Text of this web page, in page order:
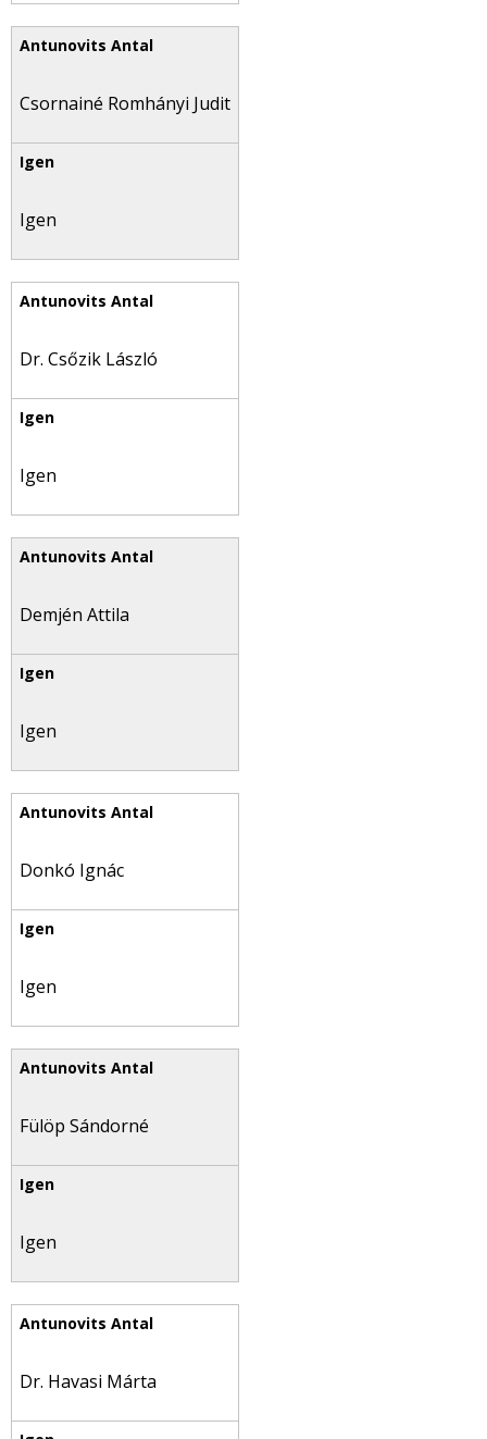
Csornainé Romhányi Judit
Igen
Dr. Csőzik László
Igen
Demjén Attila
Igen
Donkó Ignác
Igen
Fülöp Sándorné
Igen
Dr. Havasi Márta